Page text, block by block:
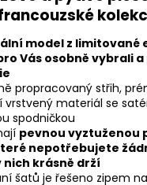
model z limitované
Vás osobně vybrali a
propracovaný střih,
vrstvený materiál se
spodničkou
pevnou vyztuženou
nepotřebujete
nich krásně drží
šatů je řešeno zipem